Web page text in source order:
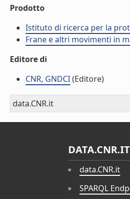
Prodotto
Istituto di ricerca per la
Frane e altri movimenti in
Editore di
CNR, GNDCI(Editore)
data.CNR.it
DATA.CNR.IT
data.CNR.it
SPARQL